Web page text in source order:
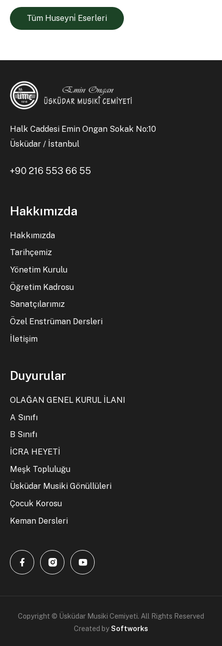
Tüm Huseyni̇ Eserleri
Halk Caddesi Emin Ongan Sokak No:10
Üsküdar / İstanbul
+90 216 553 66 55
Hakkımızda
Hakkımızda
Tarihçemiz
Yönetim Kurulu
Öğretim Kadrosu
Sanatçılarımız
Özel Enstrüman Dersleri
İletişim
Duyurular
OLAĞAN GENEL KURUL İLANI
A Sınıfı
B Sınıfı
İCRA HEYETİ
Meşk Topluluğu
Üsküdar Musiki Gönüllüleri
Çocuk Korosu
Keman Dersleri
Copyright © Üsküdar Musiki Cemiyeti. All Rights Reserved
Created bySoftworks